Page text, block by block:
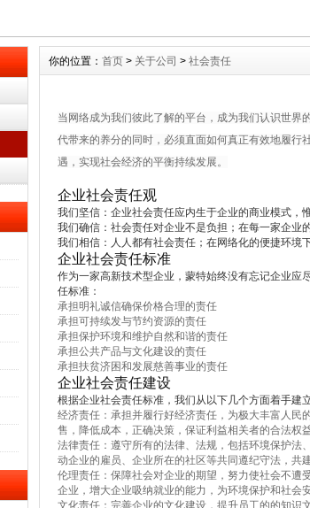
你的位置： 首页 > 关于公司 > 社会责任
当网络成为我们彼此了解的平台，成为我们认识世
代带来的养分的同时，必须直面如何真正有效地履行
遇，实现社会经济的平衡持续发展。
企业社会责任观
我们坚信：企业社会责任应内生于企业的商业模式，
我们确信：社会责任对企业不是负担；在每一家企业
我们相信：人人都有社会责任；在网络化的便捷环境
企业社会责任标准
作为一家高新技术型企业，蒙特始终没有忘记企业应
任标准：
承担明礼诚信确保价格合理的责任
承担可持续发与节约资源的责任
承担保护环境和维护自然和谐的责任
承担公共产品与文化建设的责任
承担扶贫济困和发展慈善事业的责任
企业社会责任建设
根据企业社会责任标准，我们从以下几个方面着手建
经济责任：承担并履行好经济责任，为极大丰富人民
售，降低成本，正确决策，保证利益相关者的合法权益
法律责任：遵守所有的法律、法规，包括环境保护法
动企业的雇员、企业所在的社区等共同遵纪守法，共
伦理责任：保障社会对企业的期望，努力使社会不遭
企业，增大企业吸纳就业的能力，为环境保护和社会
文化责任：完善企业的文化建设，提升员工的的知识